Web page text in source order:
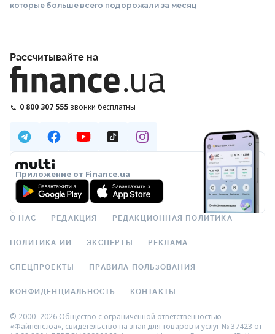
которые больше всего подорожали за месяц
Рассчитывайте на
0 800 307 555 звонки бесплатны
Приложение от Finance.ua
О НАС РЕДАКЦИЯ РЕДАКЦИОННАЯ ПОЛИТИКА
ПОЛИТИКА ИИ ЭКСПЕРТЫ РЕКЛАМА
СПЕЦПРОЕКТЫ ПРАВИЛА ПОЛЬЗОВАНИЯ
КОНФИДЕНЦИАЛЬНОСТЬ КОНТАКТЫ
© 2000–2026 Общество с ограниченной ответственностью
«Файненс.юа», свидетельство на знак для товаров и услуг № 37423 от